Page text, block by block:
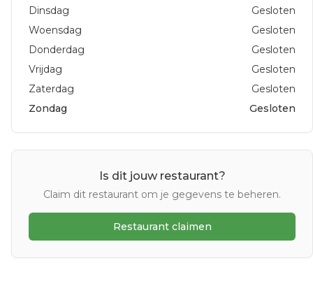
Dinsdag
Gesloten
Woensdag
Gesloten
Donderdag
Gesloten
Vrijdag
Gesloten
Zaterdag
Gesloten
Zondag
Gesloten
Is dit jouw restaurant?
Claim dit restaurant om je gegevens te beheren.
Restaurant claimen